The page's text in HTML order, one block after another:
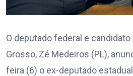
O deputado federal e
Grosso, Zé Medeiros (PL),
feira (6) o ex-deputado